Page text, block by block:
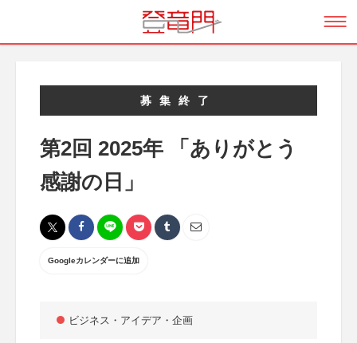
募集終了
第2回 2025年 「ありがとう
感謝の日」
Googleカレンダーに追加
ビジネス・アイデア・企画